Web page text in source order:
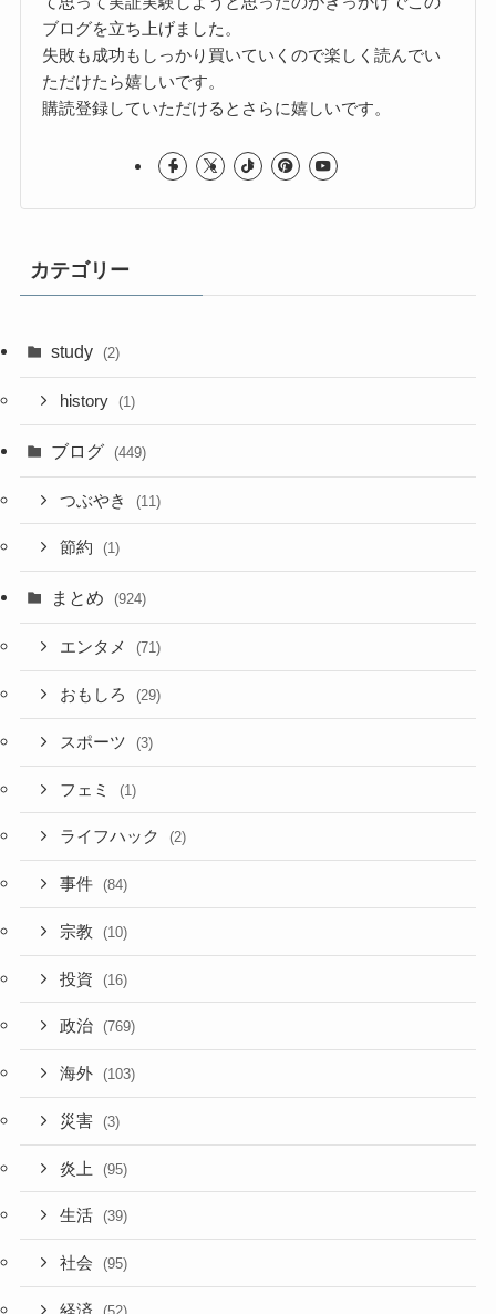
ブログを立ち上げました。
失敗も成功もしっかり買いていくので楽しく読んでい
ただけたら嬉しいです。
購読登録していただけるとさらに嬉しいです。
カテゴリー
study (2)
history (1)
ブログ (449)
つぶやき (11)
節約 (1)
まとめ (924)
エンタメ (71)
おもしろ (29)
スポーツ (3)
フェミ (1)
ライフハック (2)
事件 (84)
宗教 (10)
投資 (16)
政治 (769)
海外 (103)
災害 (3)
炎上 (95)
生活 (39)
社会 (95)
経済